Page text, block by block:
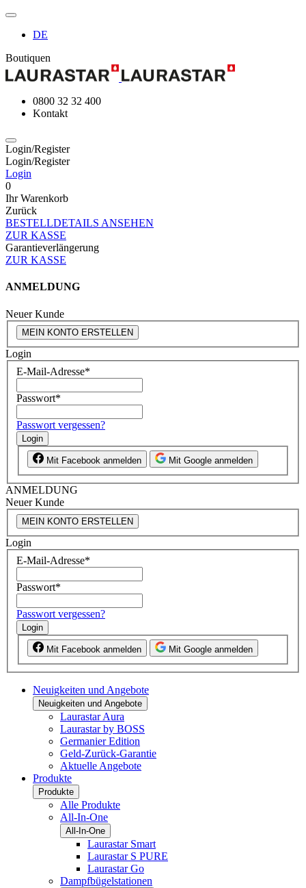
DE
Boutiquen
0800 32 32 400
Kontakt
Login/Register
Login/Register
Login
0
Ihr Warenkorb
Zurück
BESTELLDETAILS ANSEHEN
ZUR KASSE
Garantieverlängerung
ZUR KASSE
ANMELDUNG
Neuer Kunde
MEIN KONTO ERSTELLEN
Login
E-Mail-Adresse*
Passwort*
Passwort vergessen?
Login
Mit Facebook anmelden Mit Google anmelden
ANMELDUNG
Neuer Kunde
MEIN KONTO ERSTELLEN
Login
E-Mail-Adresse*
Passwort*
Passwort vergessen?
Login
Mit Facebook anmelden Mit Google anmelden
Neuigkeiten und Angebote
Neuigkeiten und Angebote
Laurastar Aura
Laurastar by BOSS
Germanier Edition
Geld-Zurück-Garantie
Aktuelle Angebote
Produkte
Produkte
Alle Produkte
All-In-One
All-In-One
Laurastar Smart
Laurastar S PURE
Laurastar Go
Dampfbügelstationen